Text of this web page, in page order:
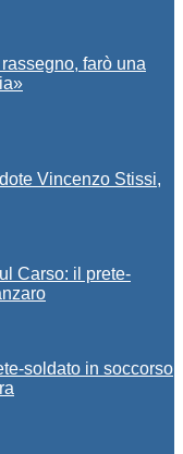
farò una
Vincenzo Stissi,
Carso: il prete-
soldato in soccorso